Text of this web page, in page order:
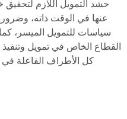
حشد التمويل اللازم لتحقيق
عنها في الوقت ذاته،
سياسات للتمويل الميسر،
القطاع الخاص في تمويل
كل الأطراف الفاعلة